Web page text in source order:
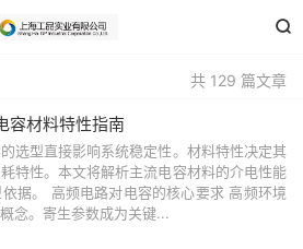

共 129 篇文章
容材料特性指南
选型直接影响系统稳定性。材料特性决定其
特性。本文将解析主流电容材料的介电性能
据。 高频电路对电容的核心要求 高频环境
念。寄生参数成为关键...